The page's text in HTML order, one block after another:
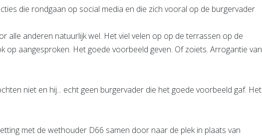
die rondgaan op social media en die zich vooral op de burgervader
alle anderen natuurlijk wel. Het viel velen op op de terrassen op de
op aangesproken. Het goede voorbeeld geven. Of zoiets. Arrogantie van
niet en hij... echt geen burgervader die het goede voorbeeld gaf. Het
met de wethouder D66 samen door naar de plek in plaats van